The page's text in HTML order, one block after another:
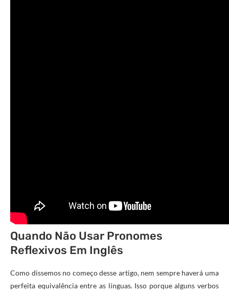
Quando Não Usar Pronomes
Reflexivos Em Inglês
Como dissemos no começo desse artigo, nem sempre haverá uma
perfeita equivalência entre as línguas. Isso porque alguns verbos